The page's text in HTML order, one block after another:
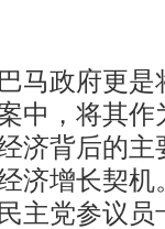
政府更是
中，将其作
济背后的主
济增长契
主党参议